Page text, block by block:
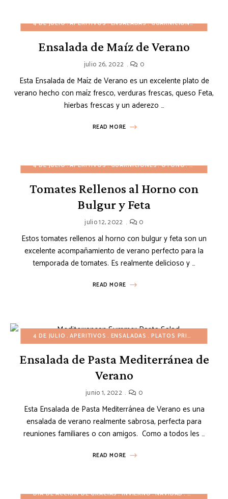
4 DE JULIO APERITIVOS ENSALADAS GUARNICIONES PLATOS
Ensalada de Maíz de Verano
julio 26, 2022 0
Esta Ensalada de Maíz de Verano es un excelente plato de
verano hecho con maíz fresco, verduras frescas, queso Feta,
hierbas frescas y un aderezo …
READ MORE
4 DE JULIO APERITIVOS GUARNICIONES OTOÑO PLATOS
Tomates Rellenos al Horno con
Bulgur y Feta
julio 12, 2022 0
Estos tomates rellenos al horno con bulgur y feta son un
excelente acompañamiento de verano perfecto para la
temporada de tomates. Es realmente delicioso y …
READ MORE
4 DE JULIO APERITIVOS ENSALADAS PLATOS PRINCIPALES
Ensalada de Pasta Mediterránea de
Verano
junio 1, 2022 0
Esta Ensalada de Pasta Mediterránea de Verano es una
ensalada de verano realmente sabrosa, perfecta para
reuniones familiares o con amigos. Como a todos les …
READ MORE
DÍA DE ACCIÓN DE GRACIAS INVIERNO NAVIDAD OTOÑO